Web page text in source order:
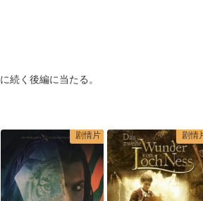
続く後編に当たる。
剧情片 剧情